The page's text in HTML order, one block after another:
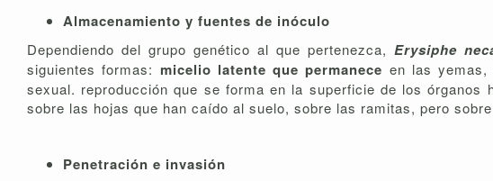
Almacenamiento y fuentes de inóculo
Dependiendo del grupo genético al que pertenezca, Erysiphe
siguientes formas: micelio latente que permanece en las
sexual. reproducción que se forma en la superficie de los
sobre las hojas que han caído al suelo, sobre las ramitas, pero
Penetración e invasión